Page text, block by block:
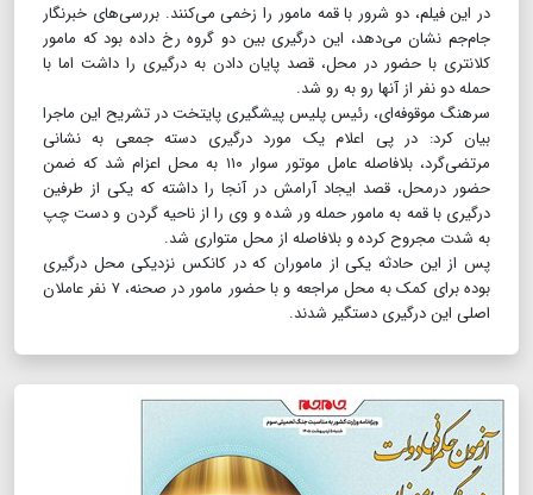
در این فیلم، دو شرور با قمه مامور را زخمی می‌کنند. بررسی‌های خبرنگار
جام‌جم نشان می‌دهد، این درگیری بین دو گروه رخ داده بود که مامور
کلانتری با حضور در محل، قصد پایان دادن به درگیری را داشت اما با
حمله دو نفر از آنها رو به رو شد.
سرهنگ موقوفه‌ای، رئیس پلیس پیشگیری پایتخت در تشریح این ماجرا
بیان کرد: در پی اعلام یک مورد درگیری دسته جمعی به نشانی
مرتضی‌گرد، بلافاصله عامل موتور سوار ۱۱۰ به محل اعزام شد که ضمن
حضور درمحل، قصد ایجاد آرامش در آنجا را داشته که یکی از طرفین
درگیری با قمه به مامور حمله ور شده و وی را از ناحیه گردن و دست چپ
به شدت مجروح کرده و بلافاصله از محل متواری شد.
پس از این حادثه یکی از ماموران که در کانکس نزدیکی محل درگیری
بوده برای کمک به محل مراجعه و با حضور مامور در صحنه، ۷ نفر عاملان
اصلی این درگیری دستگیر شدند.